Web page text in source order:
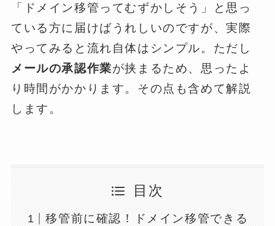
「ドメイン移管ってむずかしそう」と思っ
ている方に届けばうれしいのですが、実際
やってみると流れ自体はシンプル。ただし
メールの承認作業が挟まるため、思ったよ
り時間がかかります。その点も含めて解説
します。
目次
移管前に確認！ドメイン移管できる